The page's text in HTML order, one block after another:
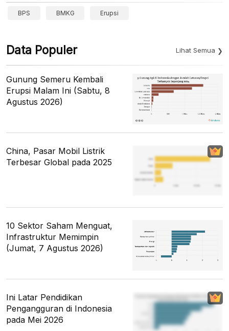
BPS BMKG Erupsi
Data Populer Lihat Semua
Gunung Semeru Kembali
Erupsi Malam Ini (Sabtu, 8
Agustus 2026)
China, Pasar Mobil Listrik
Terbesar Global pada 2025
10 Sektor Saham Menguat,
Infrastruktur Memimpin
(Jumat, 7 Agustus 2026)
Ini Latar Pendidikan
Pengangguran di Indonesia
pada Mei 2026